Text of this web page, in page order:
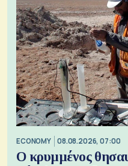
ECONOMY 08.08.2026, 07:00
Ο κρυμμένος